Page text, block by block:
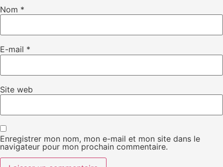
Nom *
E-mail *
Site web
Enregistrer mon nom, mon e-mail et mon site dans le
navigateur pour mon prochain commentaire.